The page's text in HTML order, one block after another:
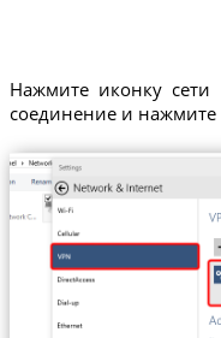
Нажмите иконку сети
соединение и нажмите